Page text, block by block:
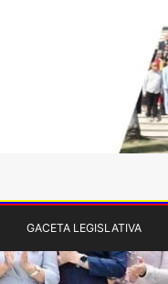
GACETA LEGISLATIVA